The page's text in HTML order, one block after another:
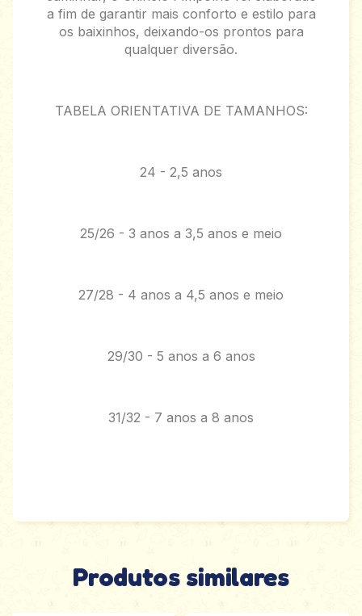
a fim de garantir mais conforto e estilo para
os baixinhos, deixando-os prontos para
qualquer diversão.
TABELA ORIENTATIVA DE TAMANHOS:
24 - 2,5 anos
25/26 - 3 anos a 3,5 anos e meio
27/28 - 4 anos a 4,5 anos e meio
29/30 - 5 anos a 6 anos
31/32 - 7 anos a 8 anos
Produtos similares